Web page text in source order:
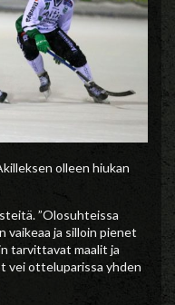
olleen hiukan
”Olosuhteissa
vaikeaa ja silloin pienet
tarvittavat maalit ja
vei otteluparissa yhden